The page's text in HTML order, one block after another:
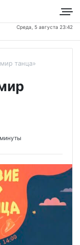
Среда, 5 августа 23:42
танца»